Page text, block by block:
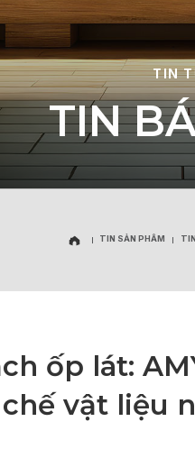
TIN
TIN B
TIN SẢN PHẨM
ốp lát:
chế vật liệu